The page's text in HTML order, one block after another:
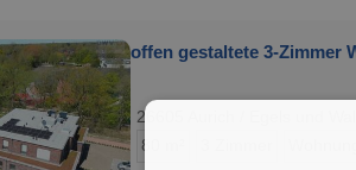
offen gestaltete 3-Zimmer
26605 Aurich / Egels und
80 m²